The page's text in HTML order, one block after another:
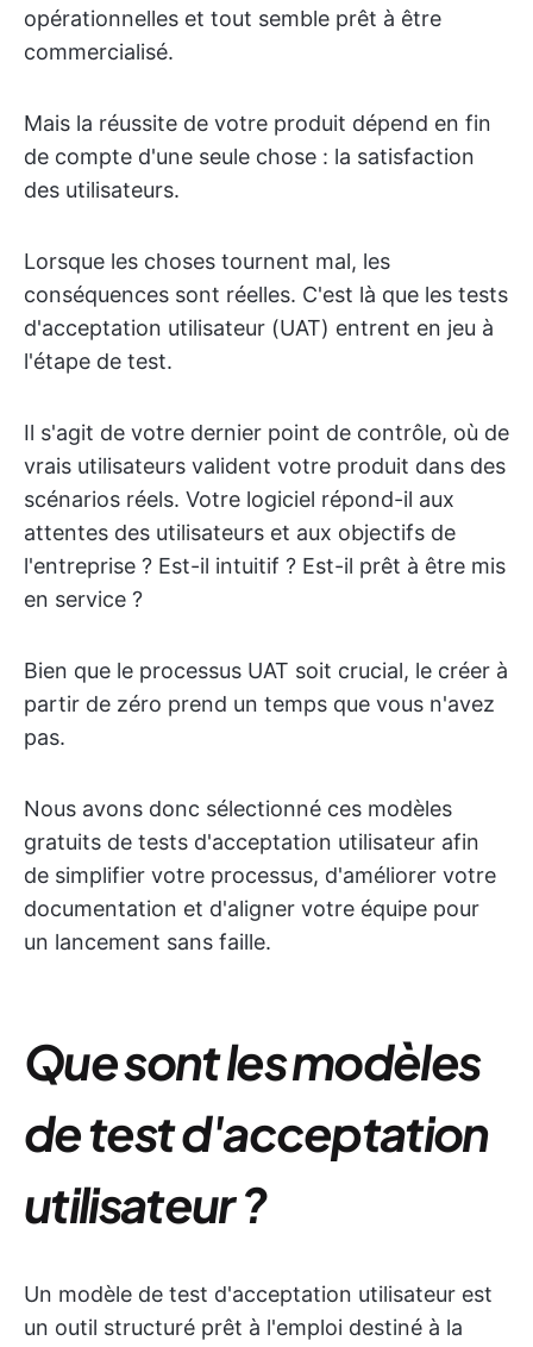
opérationnelles et tout semble prêt à être
commercialisé.
Mais la réussite de votre produit dépend en fin
de compte d'une seule chose : la satisfaction
des utilisateurs.
Lorsque les choses tournent mal, les
conséquences sont réelles. C'est là que les tests
d'acceptation utilisateur (UAT) entrent en jeu à
l'étape de test.
Il s'agit de votre dernier point de contrôle, où de
vrais utilisateurs valident votre produit dans des
scénarios réels. Votre logiciel répond-il aux
attentes des utilisateurs et aux objectifs de
l'entreprise ? Est-il intuitif ? Est-il prêt à être mis
en service ?
Bien que le processus UAT soit crucial, le créer à
partir de zéro prend un temps que vous n'avez
pas.
Nous avons donc sélectionné ces modèles
gratuits de tests d'acceptation utilisateur afin
de simplifier votre processus, d'améliorer votre
documentation et d'aligner votre équipe pour
un lancement sans faille.
Que sont les modèles
de test d'acceptation
utilisateur ?
Un modèle de test d'acceptation utilisateur est
un outil structuré prêt à l'emploi destiné à la